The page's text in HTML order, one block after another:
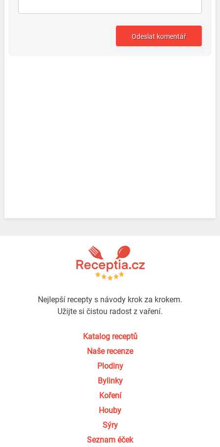
Nejlepší recepty s návody krok za krokem.
Užijte si čistou radost z vaření.
Katalog receptů
Naše recenze
Plodiny
Bylinky
Koření
Houby
Sýry
Seznam éček